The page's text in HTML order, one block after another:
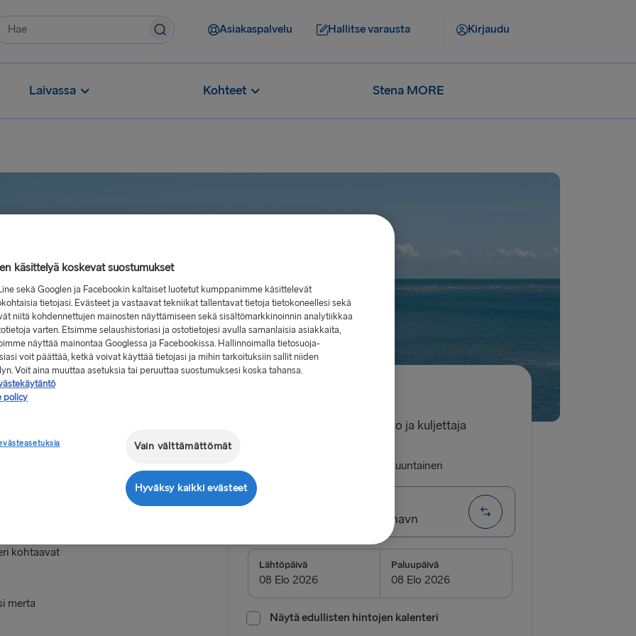
Asiakaspalvelu Hallitse varausta Kirjaudu
Laivassa Kohteet Stena MORE
jonka
kohtaavat
merta
, yksi suunta, yksi henkilöauto ja kuljettaja
Yhdensuuntainen
Gothenburg → Frederikshavn
Frederikshavn → Gothenburg
Lähtöpäivä Paluupäivä
Näytä edullisten hintojen kalenteri
käsittelyä koskevat suostumukset
sekä Googlen ja Facebookin kaltaiset luotetut kumppanimme käsittelevät
tietojasi. Evästeet ja vastaavat tekniikat tallentavat tietoja tietokoneellesi sekä
niitä kohdennettujen mainosten näyttämiseen sekä sisältömarkkinoinnin analytiikkaa
varten. Etsimme selaushistoriasi ja ostotietojesi avulla samanlaisia asiakkaita,
näyttää mainontaa Googlessa ja Facebookissa. Hallinnoimalla tietosuoja-
voit päättää, ketkä voivat käyttää tietojasi ja mihin tarkoituksiin sallit niiden
Voit aina muuttaa asetuksia tai peruuttaa suostumuksesi koska tahansa.
policy
Vain välttämättömät
Hyväksy kaikki evästeet